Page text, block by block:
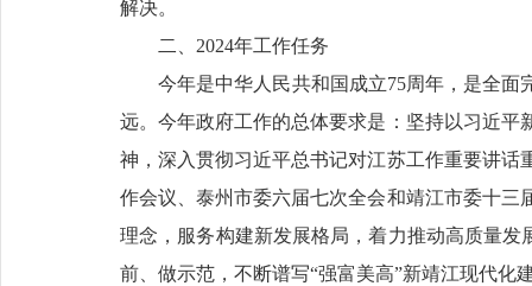
解决。
二、2024年工作任务
今年是中华人民共和国成立75周年，是全
远。今年政府工作的总体要求是：坚持以习近
神，深入贯彻习近平总书记对江苏工作重要讲
作会议、泰州市委六届七次全会和靖江市委十
理念，服务构建新发展格局，着力推动高质量发
前、做示范，不断谱写“强富美高”新靖江现代化